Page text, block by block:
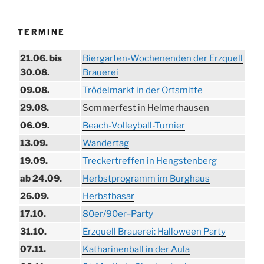
TERMINE
21.06. bis
30.08.
Biergarten-Wochenenden der Erzquell
Brauerei
09.08.
Trödelmarkt in der Ortsmitte
29.08.
Sommerfest in Helmerhausen
06.09.
Beach-Volleyball-Turnier
13.09.
Wandertag
19.09.
Treckertreffen in Hengstenberg
ab 24.09.
Herbstprogramm im Burghaus
26.09.
Herbstbasar
17.10.
80er/90er–Party
31.10.
Erzquell Brauerei: Halloween Party
07.11.
Katharinenball in der Aula